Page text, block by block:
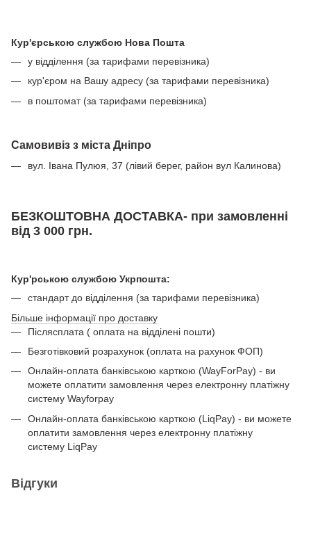
Кур'єрською службою Нова Пошта
у відділення (за тарифами перевізника)
кур'єром на Вашу адресу (за тарифами перевізника)
в поштомат (за тарифами перевізника)
Самовивіз з міста Дніпро
вул. Івана Пулюя, 37 (лівий берег, район вул Калинова)
БЕЗКОШТОВНА ДОСТАВКА- при замовленні
від 3 000 грн.
Кур'рською службою Укрпошта:
стандарт до відділення (за тарифами перевізника)
Більше інформації про доставку
Післясплата ( оплата на відділені пошти)
Безготівковий розрахунок (оплата на рахунок ФОП)
Онлайн-оплата банківською карткою (WayForPay) - ви
можете оплатити замовлення через електронну платіжну
систему Wayforpay
Онлайн-оплата банківською карткою (LiqPay) - ви можете
оплатити замовлення через електронну платіжну
систему LiqPay
Відгуки